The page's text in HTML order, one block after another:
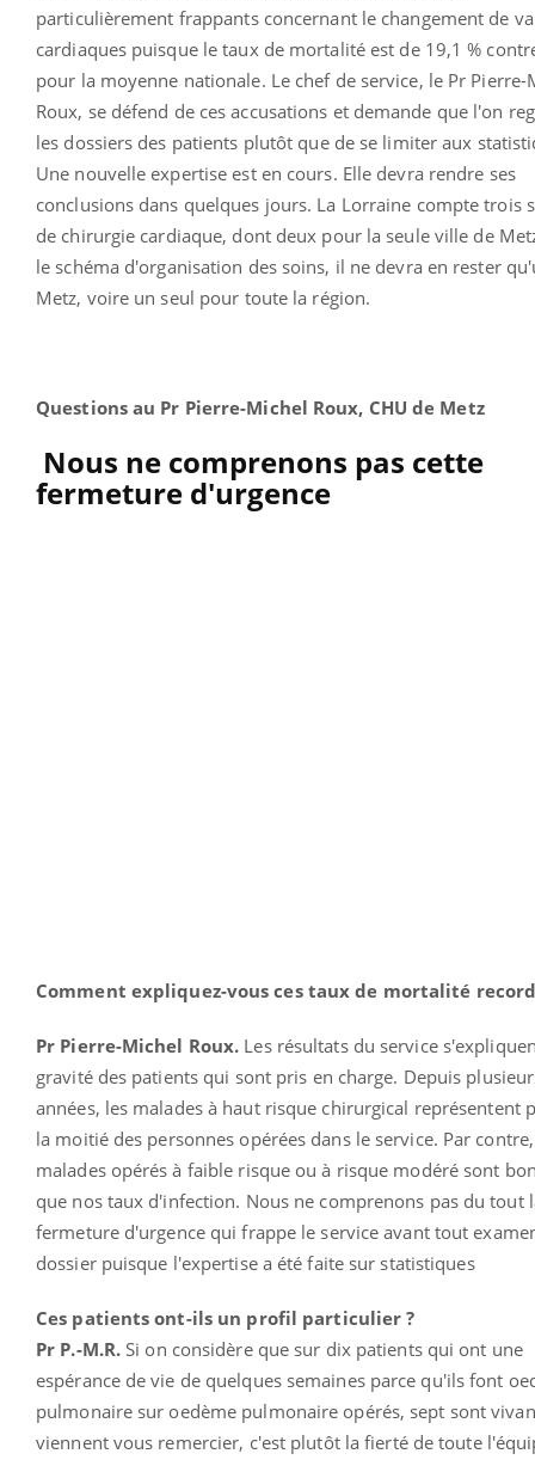
particulièrement frappants concernant le changement de
cardiaques puisque le taux de mortalité est de 19,1 %
pour la moyenne nationale. Le chef de service, le Pr Pierre-
Roux, se défend de ces accusations et demande que l'on
les dossiers des patients plutôt que de se limiter aux
Une nouvelle expertise est en cours. Elle devra rendre ses
conclusions dans quelques jours. La Lorraine compte trois
de chirurgie cardiaque, dont deux pour la seule ville de
le schéma d'organisation des soins, il ne devra en rester
Metz, voire un seul pour toute la région.
Questions au Pr Pierre-Michel Roux, CHU de Metz
Nous ne comprenons pas cette
fermeture d'urgence
Comment expliquez-vous ces taux de mortalité
Pr Pierre-Michel Roux. Les résultats du service
gravité des patients qui sont pris en charge. Depuis
années, les malades à haut risque chirurgical représentent
la moitié des personnes opérées dans le service. Par
malades opérés à faible risque ou à risque modéré sont
que nos taux d'infection. Nous ne comprenons pas du tout
fermeture d'urgence qui frappe le service avant tout
dossier puisque l'expertise a été faite sur statistiques
Ces patients ont-ils un profil particulier ?
Pr P.-M.R.Si on considère que sur dix patients qui ont une
espérance de vie de quelques semaines parce qu'ils font
pulmonaire sur oedème pulmonaire opérés, sept sont
viennent vous remercier, c'est plutôt la fierté de toute